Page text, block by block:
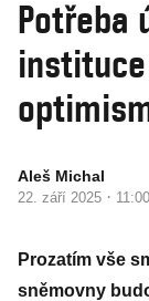
Potřeba
Aleš Michal
22. září 2025 · 11:00
Prozatím vše
sněmovny